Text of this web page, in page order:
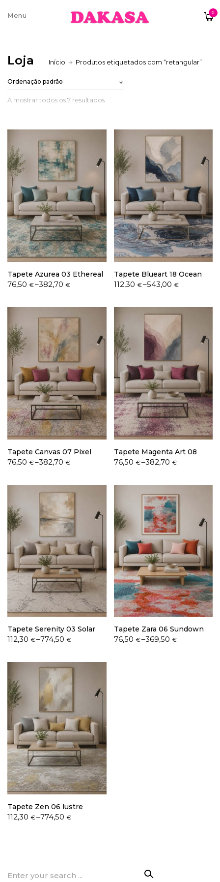
0
Sobre nós
Trocas e Devoluções
Termos e condições
Livro de Reclamações
Loja Início Produtos etiquetados com “retangular”
A mostrar todos os 7 resultados
Tapete Azurea 03 Ethereal
76,50 €–382,70€
Price
382,70 €
Tapete Blueart 18 Ocean
112,30 €–543,00 €
Price
543,00 €
Tapete Canvas 07 Pixel
76,50 €–382,70€
Price
Tapete Magenta Art 08
76,50 €–382,70 €
Price
382,70 €
Tapete Serenity 03 Solar
112,30 €–774,50€
Price
774,50 €
Tapete Zara 06 Sundown
76,50 €–369,50 €
Price
Tapete Zen 06 lustre
112,30 €–774,50€
Price
Search